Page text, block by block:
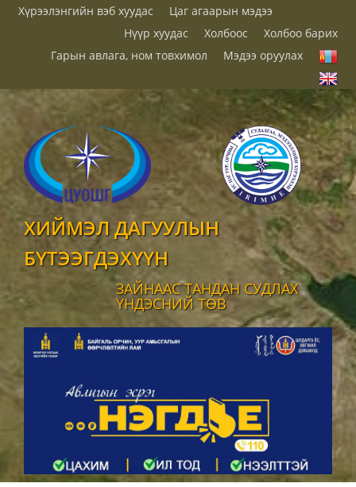
Хүрээлэнгийн вэб хуудас
Цаг агаарын мэдээ
Нүүр хуудас
Холбоос
Холбоо барих
Гарын авлага, ном товхимол
Мэдээ оруулах
ХИЙМЭЛ ДАГУУЛЫН
БҮТЭЭГДЭХҮҮН
ЗАЙНААС ТАНДАН СУДЛАХ
ҮНДЭСНИЙ ТӨВ